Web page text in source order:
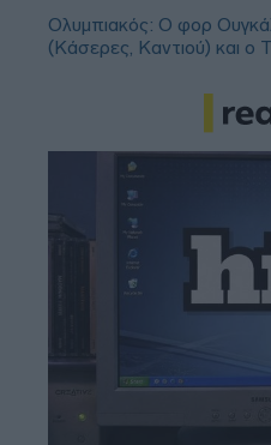
Ολυμπιακός: Ο φορ
(Κάσερες, Καντιού) και ο